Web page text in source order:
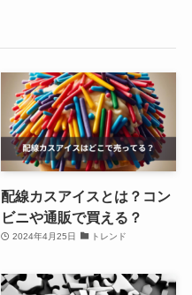
配線カスアイスとは？コン
ビニや通販で買える？
2024年4月25日 トレンド